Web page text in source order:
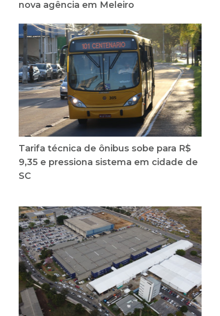
nova agência em Meleiro
Tarifa técnica de ônibus sobe para R$
9,35 e pressiona sistema em cidade de
SC